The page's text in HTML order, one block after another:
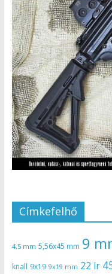
Címkefelhő
4,5 mm 5,56x45 mm 9
knall 9x19 9x19 mm 22 lr